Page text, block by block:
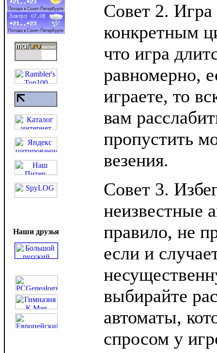
Наши друзья
Совет 2. Игра
конкретным
что игра
равномерно,
играете, то
вам
пропустить
везения.
Совет 3.
неизвестные
правило, не
если и
выбирайте
автоматы,
спросом у